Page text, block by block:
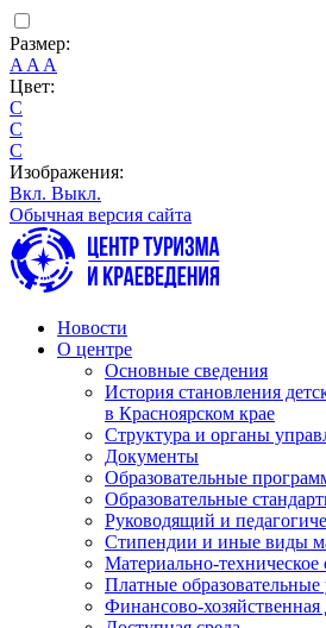
Размер:
A A A
Цвет:
C
C
C
Изображения:
Вкл. Выкл.
Обычная версия сайта
Новости
О центре
Основные сведения
История становления
в Красноярском крае
Структура и органы
Документы
Образовательные
Образовательные
Руководящий и
Стипендии и иные виды
Материально-техническое
Платные образовательные
Финансово-хозяйственная